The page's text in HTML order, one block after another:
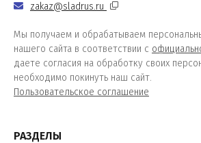
zakaz@sladrus.ru
Мы получаем и обрабатываем
нашего сайта в соответствии с
даете согласия на обработку своих
необходимо покинуть наш сайт.
Пользовательское соглашение
РАЗДЕЛЫ